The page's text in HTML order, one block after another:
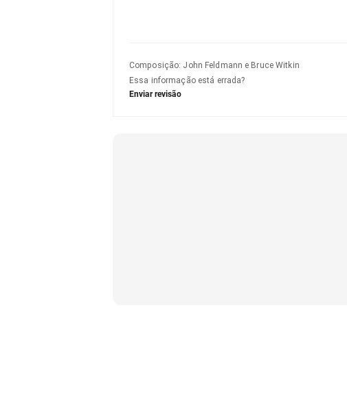
Composição: John Feldmann e Bruce Witkin
Essa informação está errada?
Enviar revisão